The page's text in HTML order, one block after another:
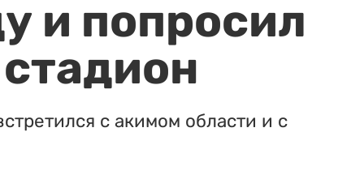
и попросил
с акимом области и с